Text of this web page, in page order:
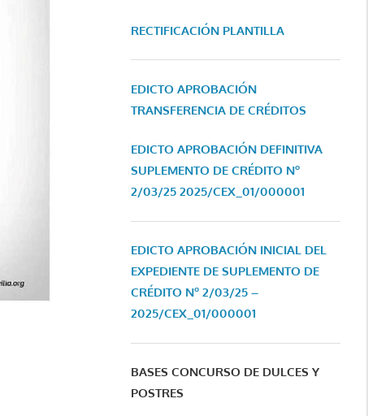
RECTIFICACIÓN PLANTILLA
EDICTO APROBACIÓN
TRANSFERENCIA DE CRÉDITOS
EDICTO APROBACIÓN DEFINITIVA
SUPLEMENTO DE CRÉDITO Nº
2/03/25 2025/CEX_01/000001
EDICTO APROBACIÓN INICIAL DEL
EXPEDIENTE DE SUPLEMENTO DE
CRÉDITO Nº 2/03/25 –
2025/CEX_01/000001
BASES CONCURSO DE DULCES Y
POSTRES